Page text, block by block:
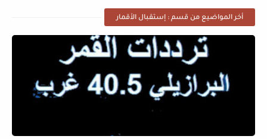
أخر المواضيع من قسم : إستقبال الأقمار